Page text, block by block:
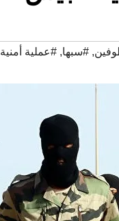
, #سبها, #عملية أمنية